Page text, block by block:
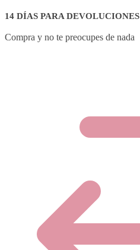
14 DÍAS PARA DEVOLUCIONES
Compra y no te preocupes de nada